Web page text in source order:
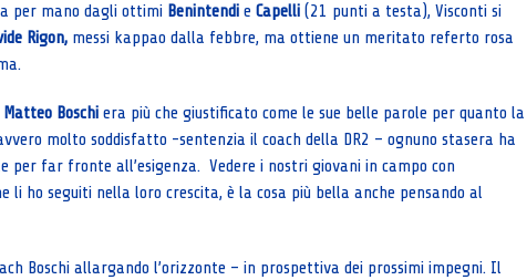
per mano dagli ottimi Benintendi e Capelli (21 punti a testa), Visconti si
Rigon, messi kappao dalla febbre, ma ottiene un meritato referto rosa
Matteo Boschi era più che giustificato come le sue belle parole per quanto la
molto soddisfatto -sentenzia il coach della DR2 – ognuno stasera ha
per far fronte all’esigenza. Vedere i nostri giovani in campo con
li ho seguiti nella loro crescita, è la cosa più bella anche pensando al
Boschi allargando l’orizzonte – in prospettiva dei prossimi impegni. Il